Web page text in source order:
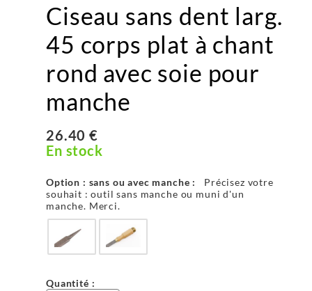
Ciseau sans dent larg.
45 corps plat à chant
rond avec soie pour
manche
26.40 €
En stock
Option : sans ou avec manche :
Précisez votre
souhait : outil sans manche ou muni d'un
manche. Merci.
Quantité :